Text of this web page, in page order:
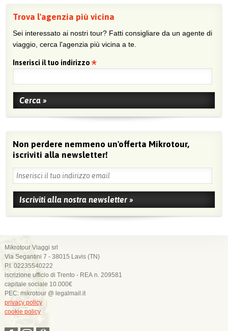
Trova l'agenzia più vicina
Sei interessato ai nostri tour? Fatti consigliare da un agente di
viaggio, cerca l'agenzia più vicina a te.
Inserisci il tuo indirizzo
Non perdere nemmeno un'offerta Mikrotour,
iscriviti alla newsletter!
Mikrotour Viaggi srl
Via Segantini 7 - 38015 Lavis (TN)
P.I. 02235540222
iscrizione ufficio di Trento - REA n. 209581
capitale sociale 10.000€
PEC: mikrotour @ legalmail.it
privacy policy
cookie policy